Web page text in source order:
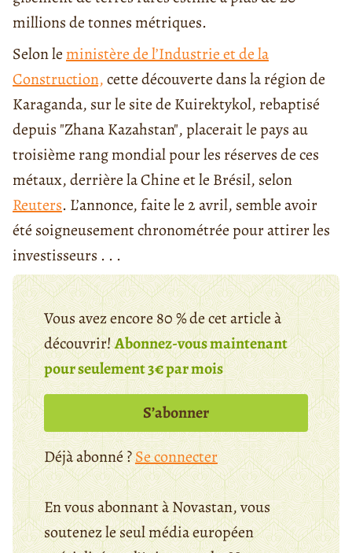
millions de tonnes métriques.
Selon leministère de l’Industrie et de la
Construction,cette découverte dans la région de
Karaganda, sur le site de Kuirektykol, rebaptisé
depuis "Zhana Kazahstan", placerait le pays au
troisième rang mondial pour les réserves de ces
métaux, derrière la Chine et le Brésil, selon
Reuters. L’annonce, faite le 2 avril, semble avoir
été soigneusement chronométrée pour attirer les
investisseurs . . .
Vous avez encore 80 % de cet article à
découvrir!Abonnez-vous maintenant
pour seulement 3€ par mois
S’abonner
Déjà abonné ?Se connecter
En vous abonnant à Novastan, vous
soutenez le seul média européen